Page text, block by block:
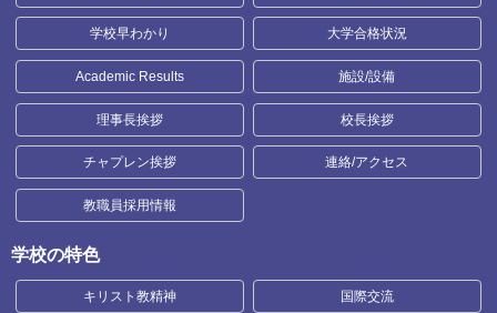
学校早わかり 大学合格状況
Academic Results 施設/設備
理事長挨拶 校長挨拶
チャプレン挨拶 連絡/アクセス
教職員採用情報
学校の特色
キリスト教精神 国際交流